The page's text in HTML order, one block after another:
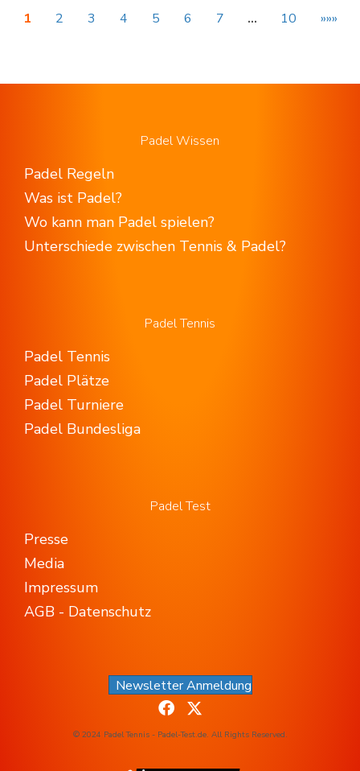
1 2 3 4 5 6 7 … 10 »»»
Padel Wissen
Padel Regeln
Was ist Padel?
Wo kann man Padel spielen?
Unterschiede zwischen Tennis & Padel?
Padel Tennis
Padel Tennis
Padel Plätze
Padel Turniere
Padel Bundesliga
Padel Test
Presse
Media
Impressum
AGB - Datenschutz
Newsletter Anmeldung
© 2024 Padel Tennis - Padel-Test.de. All Rights Reserved.